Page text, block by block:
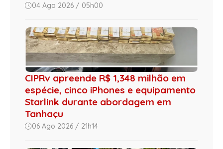
04 Ago 2026 / 05h00
CIPRv apreende R$ 1,348 milhão em
espécie, cinco iPhones e equipamento
Starlink durante abordagem em
Tanhaçu
06 Ago 2026 / 21h14